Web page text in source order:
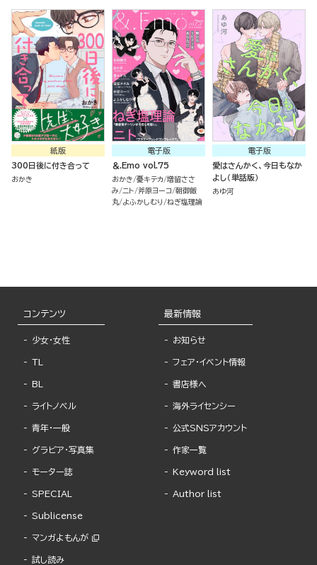
紙版
300日後に付き合って
おかき
電子版
＆.Emo vol.75
おかき 憂キテカ 増留ささ
み
ニト 斧原ヨーコ 朝御飯
丸
よふかしむり ねぎ塩理論
電子版
愛はさんかく、今日もなか
よし（単話版）
あゆ河
コンテンツ
少女・女性
TL
BL
ライトノベル
青年・一般
グラビア・写真集
モーター誌
SPECIAL
Sublicense
マンガよもんが
試し読み
最新情報
お知らせ
フェア・イベント情報
書店様へ
海外ライセンシー
公式SNSアカウント
作家一覧
Keyword list
Author list